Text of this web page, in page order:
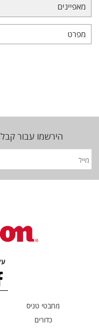
מאפיינים
מפרט
הירשמו עבור
מחבטי טניס
כדורים